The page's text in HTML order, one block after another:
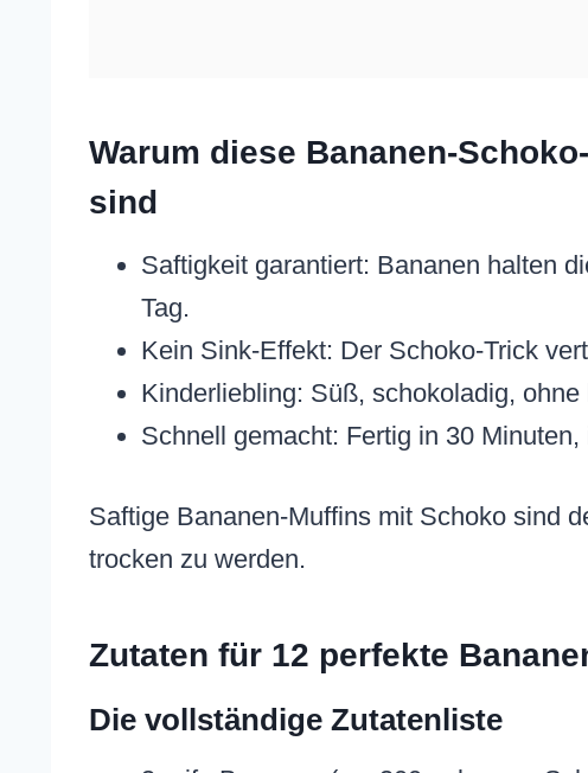
Warum diese Bananen-
sind
Saftigkeit garantiert: Bananen halten
Tag.
Kein Sink-Effekt: Der Schoko-Trick
Kinderliebling: Süß, schokoladig,
Schnell gemacht: Fertig in 30
Saftige Bananen-Muffins mit Schoko sind
trocken zu werden.
Zutaten für 12 perfekte
Die vollständige Zutatenliste